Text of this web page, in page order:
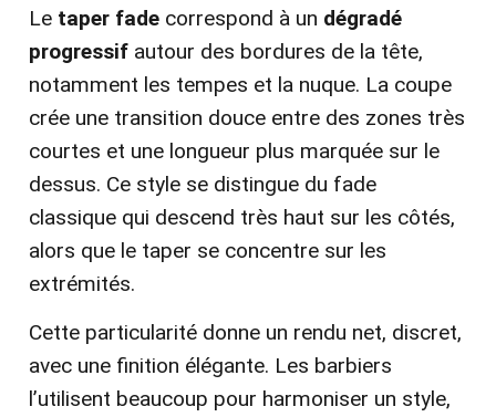
Le taper fade correspond à un dégradé
progressif autour des bordures de la tête,
notamment les tempes et la nuque. La coupe
crée une transition douce entre des zones très
courtes et une longueur plus marquée sur le
dessus. Ce style se distingue du fade
classique qui descend très haut sur les côtés,
alors que le taper se concentre sur les
extrémités.
Cette particularité donne un rendu net, discret,
avec une finition élégante. Les barbiers
l’utilisent beaucoup pour harmoniser un style,